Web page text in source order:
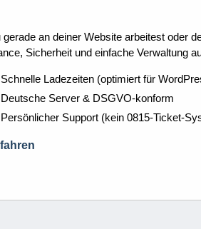
gerade an deiner Website arbeitest oder
Sicherheit und einfache Verwaltung
Ladezeiten (optimiert für
Server & DSGVO-konform
Support (kein 0815-Ticket-